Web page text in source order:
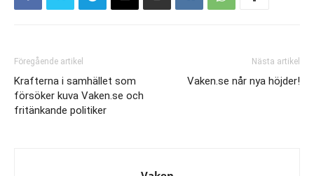
Föregående artikel
Krafterna i samhället som
försöker kuva Vaken.se och
fritänkande politiker
Nästa artikel
Vaken.se når nya höjder!